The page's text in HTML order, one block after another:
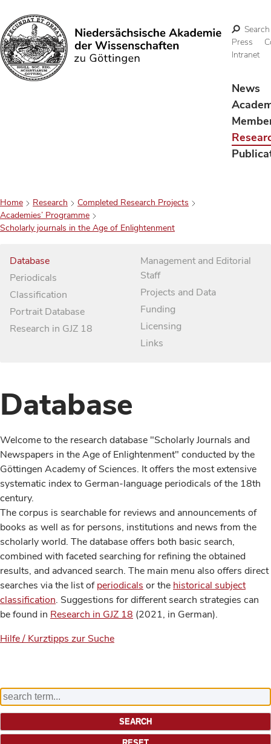
Search
Search
Press
Intranet
News
Home Research
Completed Research Projects
Academies’ Programme
Scholarly journals in the Age of Enlightenment
Database
Periodicals
Classification
Portrait Database
Research in GJZ 18
Management and Editorial
Staff
Projects and Data
Funding
Licensing
Links
Database
Welcome to the research database "Scholarly Journals and
Newspapers in the Age of Enlightenment" conducted by the
Göttingen Academy of Sciences. It offers the most extensive
systematic index to German-language periodicals of the 18th
century.
The corpus is searchable for reviews and announcements of
books as well as for persons, institutions and news from the
scholarly world. The database offers both basic search,
combined with faceted searching for refining the obtained
results, and advanced search. The main menu also offers direct
searches via the list ofperiodicals or the historical subject
classification. Suggestions for different search strategies can
be found in Research in GJZ 18 (2021, in German).
Hilfe / Kurztipps zur Suche